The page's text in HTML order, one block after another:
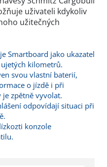
uživateli kdykoliv
užitečných
Smartboard jako ukazatel
kilometrů.
svou vlastní baterií,
o jízdě i při
zpětně vyvolat.
odpovídají situaci při
konzole